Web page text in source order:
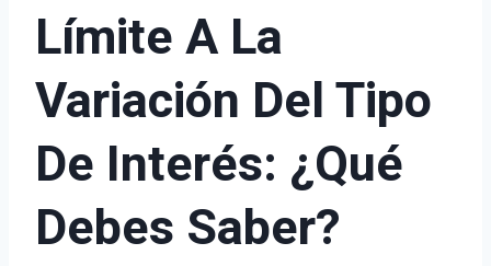
Límite A La
Variación Del Tipo
De Interés: ¿Qué
Debes Saber?